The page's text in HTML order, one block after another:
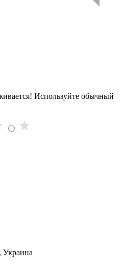
Используйте обычный
Украина